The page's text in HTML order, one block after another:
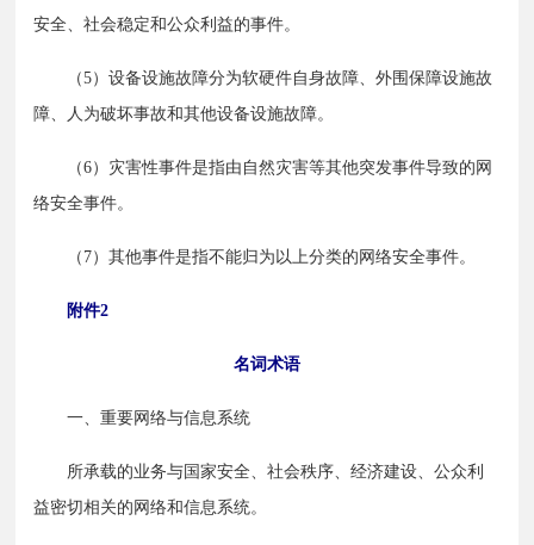
安全、社会稳定和公众利益的事件。
（5）设备设施故障分为软硬件自身故障、外围保障设施故
障、人为破坏事故和其他设备设施故障。
（6）灾害性事件是指由自然灾害等其他突发事件导致的网
络安全事件。
（7）其他事件是指不能归为以上分类的网络安全事件。
附件2
名词术语
一、重要网络与信息系统
所承载的业务与国家安全、社会秩序、经济建设、公众利
益密切相关的网络和信息系统。